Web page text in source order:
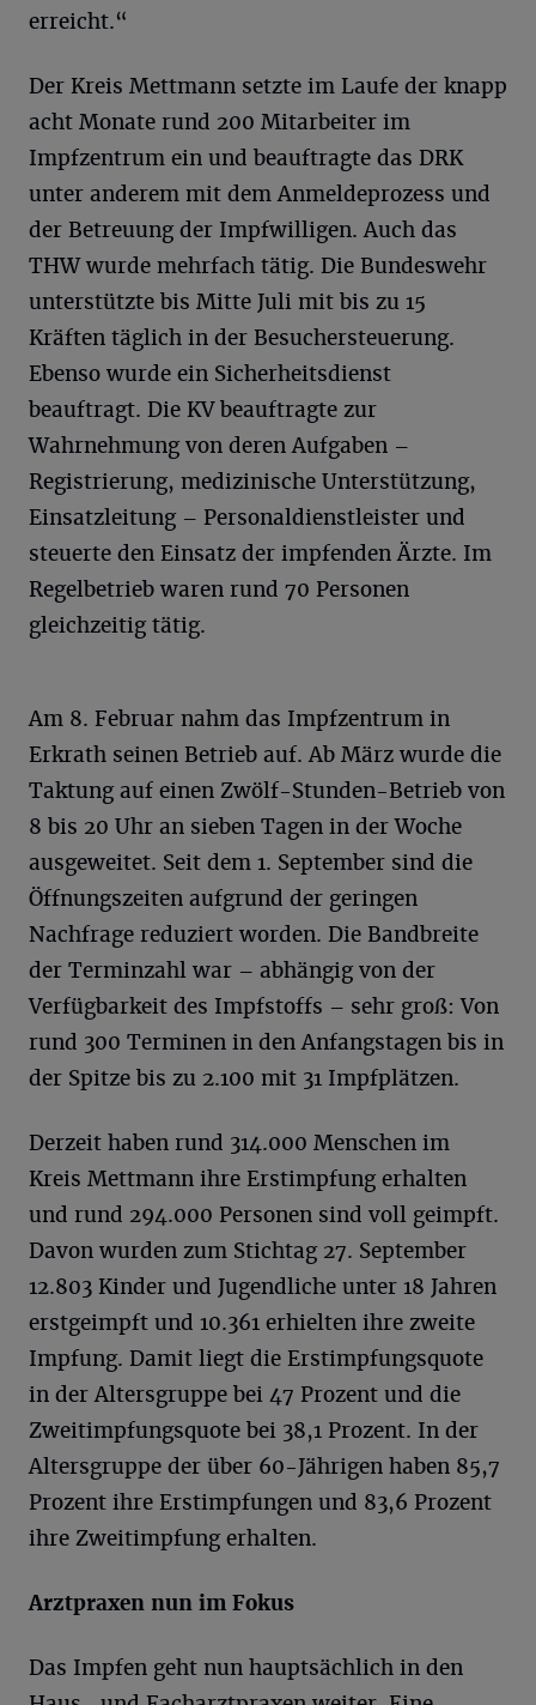
erreicht.“
Der Kreis Mettmann setzte im Laufe der knapp
acht Monate rund 200 Mitarbeiter im
Impfzentrum ein und beauftragte das DRK
unter anderem mit dem Anmeldeprozess und
der Betreuung der Impfwilligen. Auch das
THW wurde mehrfach tätig. Die Bundeswehr
unterstützte bis Mitte Juli mit bis zu 15
Kräften täglich in der Besuchersteuerung.
Ebenso wurde ein Sicherheitsdienst
beauftragt. Die KV beauftragte zur
Wahrnehmung von deren Aufgaben –
Registrierung, medizinische Unterstützung,
Einsatzleitung – Personaldienstleister und
steuerte den Einsatz der impfenden Ärzte. Im
Regelbetrieb waren rund 70 Personen
gleichzeitig tätig.
Am 8. Februar nahm das Impfzentrum in
Erkrath seinen Betrieb auf. Ab März wurde die
Taktung auf einen Zwölf-Stunden-Betrieb von
8 bis 20 Uhr an sieben Tagen in der Woche
ausgeweitet. Seit dem 1. September sind die
Öffnungszeiten aufgrund der geringen
Nachfrage reduziert worden. Die Bandbreite
der Terminzahl war – abhängig von der
Verfügbarkeit des Impfstoffs – sehr groß: Von
rund 300 Terminen in den Anfangstagen bis in
der Spitze bis zu 2.100 mit 31 Impfplätzen.
Derzeit haben rund 314.000 Menschen im
Kreis Mettmann ihre Erstimpfung erhalten
und rund 294.000 Personen sind voll geimpft.
Davon wurden zum Stichtag 27. September
12.803 Kinder und Jugendliche unter 18 Jahren
erstgeimpft und 10.361 erhielten ihre zweite
Impfung. Damit liegt die Erstimpfungsquote
in der Altersgruppe bei 47 Prozent und die
Zweitimpfungsquote bei 38,1 Prozent. In der
Altersgruppe der über 60-Jährigen haben 85,7
Prozent ihre Erstimpfungen und 83,6 Prozent
ihre Zweitimpfung erhalten.
Arztpraxen nun im Fokus
Das Impfen geht nun hauptsächlich in den